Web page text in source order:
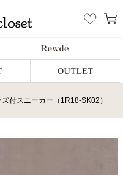
付スニーカー（1R18-SK02）